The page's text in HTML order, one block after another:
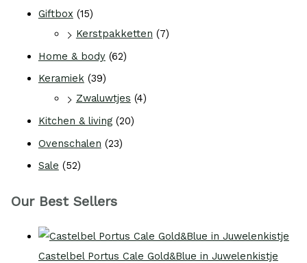
Giftbox (15)
Kerstpakketten (7)
Home & body (62)
Keramiek (39)
Zwaluwtjes (4)
Kitchen & living (20)
Ovenschalen (23)
Sale (52)
Our Best Sellers
Castelbel Portus Cale Gold&Blue in Juwelenkistje